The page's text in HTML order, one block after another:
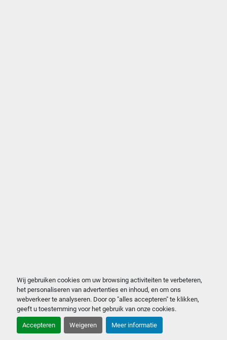
Wij gebruiken cookies om uw browsing activiteiten te verbeteren,
het personaliseren van advertenties en inhoud, en om ons
webverkeer te analyseren. Door op "alles accepteren" te klikken,
geeft u toestemming voor het gebruik van onze cookies.
Accepteren Weigeren Meer informatie